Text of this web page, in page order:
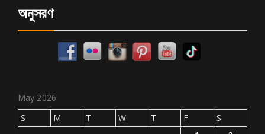
অনুসরণ
May 2026
S
M T W T F
S